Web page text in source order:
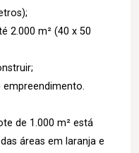
2.000 m² (40 x 50
de 1.000 m² está
áreas em laranja e